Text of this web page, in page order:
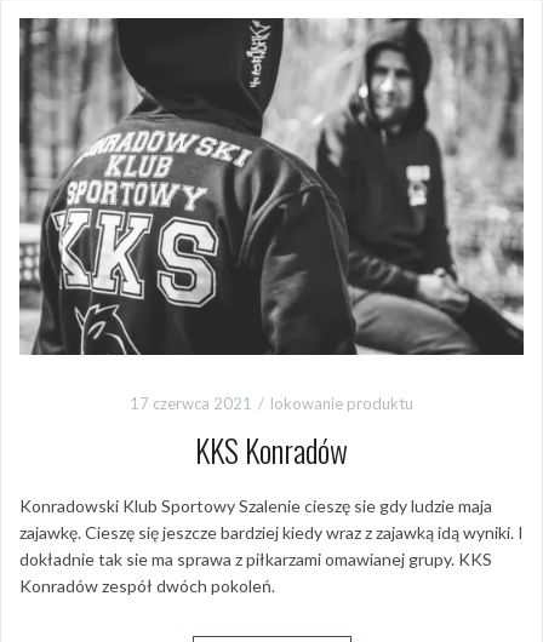
17 czerwca 2021 lokowanie produktu
KKS Konradów
Konradowski Klub Sportowy Szalenie cieszę sie gdy ludzie maja
zajawkę. Cieszę się jeszcze bardziej kiedy wraz z zajawką idą wyniki. I
dokładnie tak sie ma sprawa z piłkarzami omawianej grupy. KKS
Konradów zespół dwóch pokoleń.